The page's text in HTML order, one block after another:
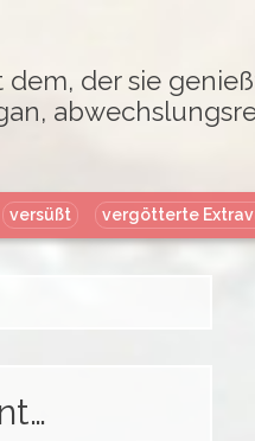
der sie
Skip
to
versüßt vergötterte